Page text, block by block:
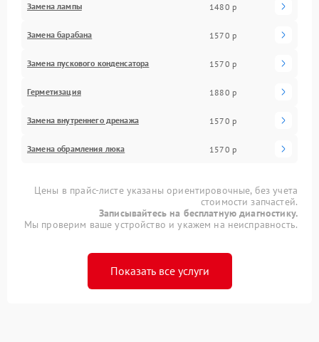
Замена лампы 1480 р
Замена барабана 1570 р
Замена пускового конденсатора 1570 р
Герметизация 1880 р
Замена внутреннего дренажа 1570 р
Замена обрамления люка 1570 р
Цены в прайс-листе указаны ориентировочные, без учета
стоимости запчастей.
Записывайтесь на бесплатную диагностику.
Мы проверим ваше устройство и укажем на неисправность.
Показать все услуги